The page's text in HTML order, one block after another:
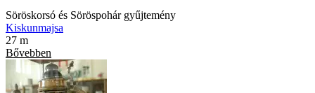
Söröskorsó és Söröspohár gyűjtemény
Kiskunmajsa
27 m
Bővebben